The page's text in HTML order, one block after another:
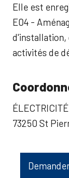
Elle est
E04 -
d'installation,
activités de
73250 St